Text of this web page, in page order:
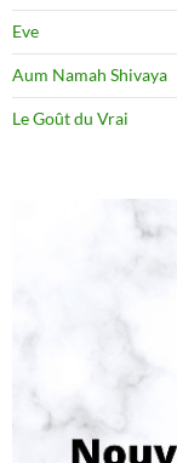
Eve
Aum Namah Shivaya
Le Goût du Vrai